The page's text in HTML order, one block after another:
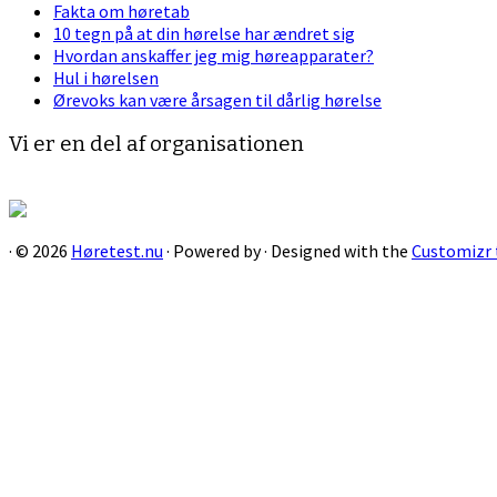
Fakta om høretab
10 tegn på at din hørelse har ændret sig
Hvordan anskaffer jeg mig høreapparater?
Hul i hørelsen
Ørevoks kan være årsagen til dårlig hørelse
Vi er en del af organisationen
· © 2026 Høretest.nu · Powered by· Designed with the Customizr